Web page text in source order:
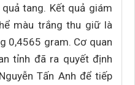
tang. Kết quả giám
màu trắng thu giữ là
0,4565 gram. Cơ quan
tỉnh đã ra quyết định
Tấn Anh để tiếp